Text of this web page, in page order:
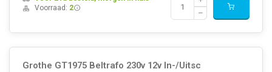
Voorraad: 2
Grothe GT1975 Beltrafo 230v 12v In-/Uitsc